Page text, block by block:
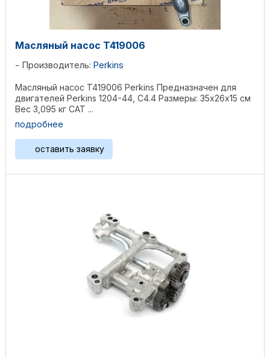
Масляный насос T419006
Производитель: Perkins
Масляный насос T419006 Perkins Предназначен для
двигателей Perkins 1204-44, C4.4 Размеры: 35х26х15 см
Вес 3,095 кг CAT ...
подробнее
оставить заявку